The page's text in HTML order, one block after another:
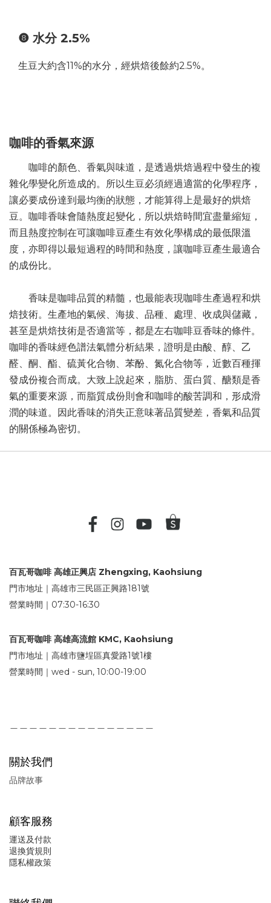
❽ 水分 2.5%
生豆大約含11%的水分，經烘焙後餘約2.5%。
咖啡的香氣來源
咖啡的顏色、香氣與味道，是透過烘焙過程中發生的複
雜化學變化所造成的。所以生豆必須經過適當的化學程序，
讓必要成份達到最均衡的狀態，才能算得上是最好的烘焙
豆。咖啡香味會隨熱度起變化，所以烘焙時間宜盡量縮短，
而且熱度控制在可讓咖啡豆產生有效化學構成的最低限溫
度，亦即得以最短過程的時間和熱度，讓咖啡豆產生最適合
的成份比。
香味是咖啡品質的精髓，也最能表現咖啡生產過程和烘
焙技術。生產地的氣候、海拔、品種、處理、收成與儲藏，
甚至是烘焙技術是否適當等，都是左右咖啡豆香味的條件。
咖啡的香味經色譜法氣體分析結果，證明是由酸、醇、乙
醛、酮、酯、硫黃化合物、苯酚、氮化合物等，近數百種揮
發成份複合而成。大致上說起來，脂肪、蛋白質、醣類是香
氣的重要來源，而脂質成份則會和咖啡的酸苦調和，形成滑
潤的味道。因此香味的消失正意味著品質變差，香氣和品質
的關係極為密切。
百瓦哥咖啡 高雄正興店 Zhengxing, Kaohsiung
門市地址｜高雄市三民區正興路181號
營業時間｜07:30-16:30
百瓦哥咖啡 高雄高流館 KMC, Kaohsiung
門市地址｜高雄市鹽埕區真愛路1號1樓
營業時間｜wed - sun, 10:00-19:00
關於我們
品牌故事
顧客服務
運送及付款
退換貨規則
隱私權政策